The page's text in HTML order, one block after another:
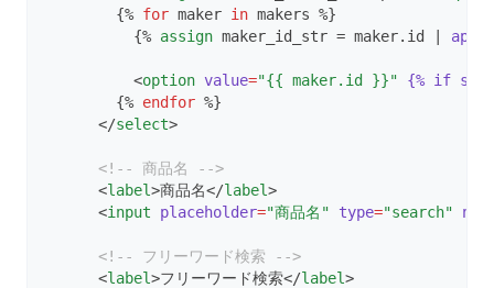
        {%
for maker in makers %}
          {%
assign maker_id_str = maker.id |
          <
option value="{{ maker.id }}" {% if
        {%
endfor %}
      </
select>
<!-- 商品名 -->
      <
label>商品名</label>
      <
input placeholder="商品名" type="search"
<!-- フリーワード検索 -->
      <
label>フリーワード検索</label>